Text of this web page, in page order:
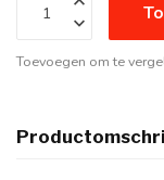
Toevoegen om te